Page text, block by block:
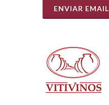
ENVIAR EMAIL